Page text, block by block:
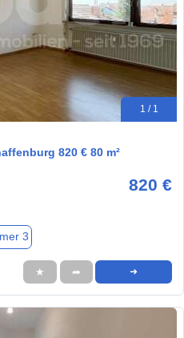
1 / 1
820 € 80 m²
820 €
3
★ ➦ ➜